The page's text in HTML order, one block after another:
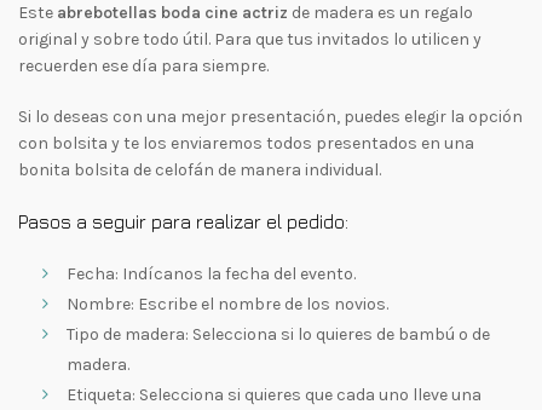
Este abrebotellas boda cine actriz de madera es un regalo
original y sobre todo útil. Para que tus invitados lo utilicen y
recuerden ese día para siempre.
Si lo deseas con una mejor presentación, puedes elegir la opción
con bolsita y te los enviaremos todos presentados en una
bonita bolsita de celofán de manera individual.
Pasos a seguir para realizar el pedido:
Fecha: Indícanos la fecha del evento.
Nombre: Escribe el nombre de los novios.
Tipo de madera: Selecciona si lo quieres de bambú o de
madera.
Etiqueta: Selecciona si quieres que cada uno lleve una